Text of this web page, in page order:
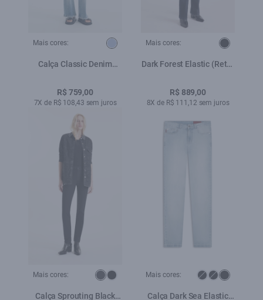
Mais cores:
Calça Classic Denim
R$ 759,00
7X de R$ 108,43 sem juros
Mais cores:
Dark Forest Elastic (Reta)
3d+jato
R$ 889,00
8X de R$ 111,12 sem juros
Mais cores:
Calça Sprouting Black
Mais cores:
Calça Dark Sea Elastic